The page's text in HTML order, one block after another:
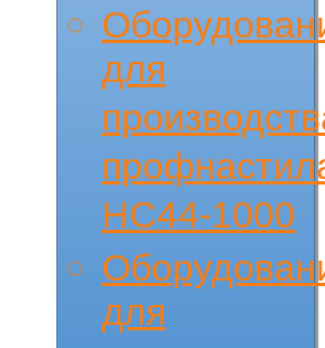
для
НС44-1000
для